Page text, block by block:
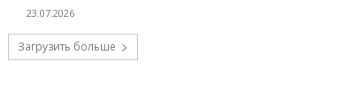
23.07.2026
Загрузить больше